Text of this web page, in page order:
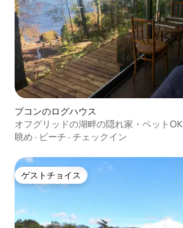
プコンのログハウス
オフグリッドの湖畔の隠れ家・ペットOK
眺め · ビーチ · チェックイン
ゲストチョイス
ゲストチョイス